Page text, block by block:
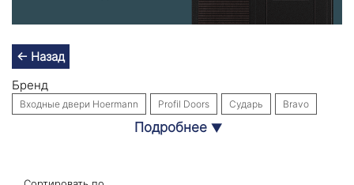
← Назад
Бренд
Входные двери Hoermann Profil Doors Сударь Bravo
Входные двери Labirint Doors Интекрон
Назначение
Подробнее ▼